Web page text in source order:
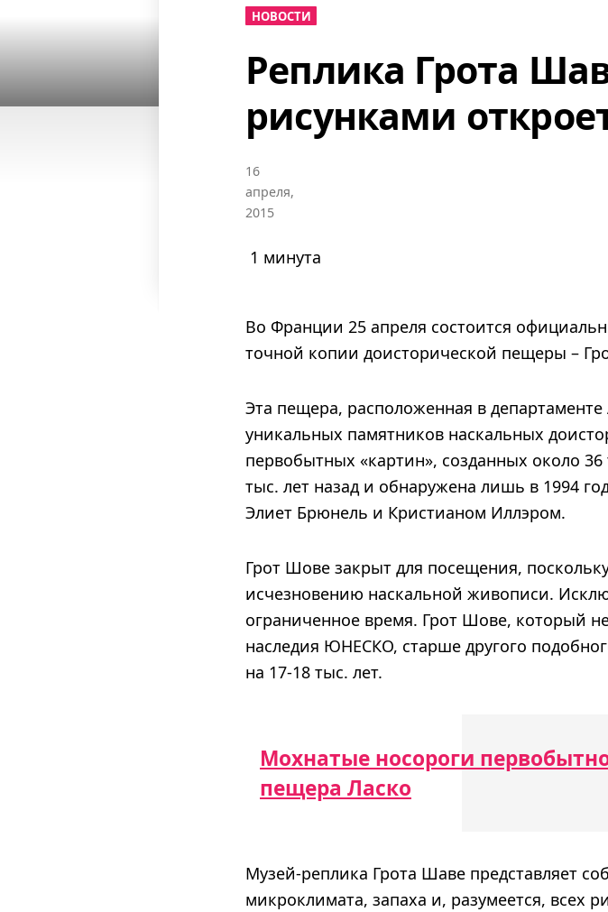
НОВОСТИ
Реплика Грота
рисунками
16
апреля,
2015
1 минута
Во Франции 25 апреля состоится
точной копии доисторической пещеры –
Эта пещера, расположенная в
уникальных памятников наскальных
первобытных «картин», созданных около
тыс. лет назад и обнаружена лишь в 1994
Элиет Брюнель и Кристианом Иллэром.
Грот Шове закрыт для посещения,
исчезновению наскальной живописи.
ограниченное время. Грот Шове, который
наследия ЮНЕСКО, старше другого
на 17-18 тыс. лет.
Мохнатые носороги
пещера Ласко
Музей-реплика Грота Шаве представляет
микроклимата, запаха и, разумеется, всех